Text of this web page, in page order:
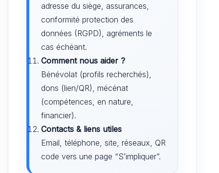
adresse du siège, assurances,
conformité protection des
données (RGPD), agréments le
cas échéant.
Comment nous aider ?
Bénévolat (profils recherchés),
dons (lien/QR), mécénat
(compétences, en nature,
financier).
Contacts & liens utiles
Email, téléphone, site, réseaux, QR
code vers une page “S’impliquer”.